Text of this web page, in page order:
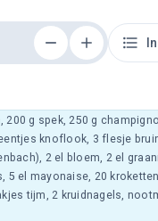
200 g spek, 250 g
knoflook, 3 flesje
2 el bloem, 2 el
5 el mayonaise, 20
tijm, 2 kruidnagels,